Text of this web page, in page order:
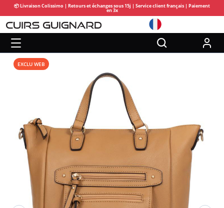
📦 Livraison Colissimo | Retours et échanges sous 15j | Service client français | Paiement
en 3x
EXCLU WEB